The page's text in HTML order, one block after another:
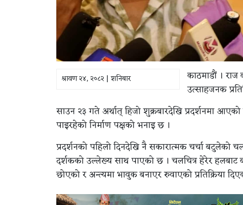
श्रावण २४, २०८२ | शनिबार
काठमाडौं । राज
उत्साहजनक
साउन २३ गते अर्थात् हिजो शुक्रबारदेखि प्रदर्शनमा
पाइरहेको निर्माण पक्षको भनाइ छ ।
प्रदर्शनको पहिलो दिनदेखि नै सकारात्मक चर्चा बटुलेको
दर्शकको उल्लेख्य साथ पाएको छ । चलचित्र हेरेर
छोएको र अन्त्यमा भावुक बनाएर रुवाएको प्रतिक्रिया